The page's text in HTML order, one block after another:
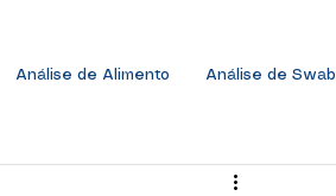
Análise de Alimento Análise de Swab